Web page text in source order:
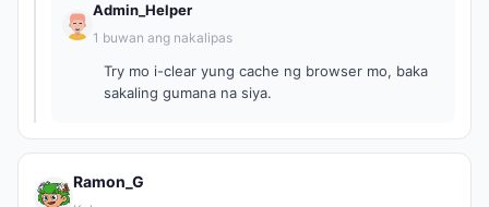
Admin_Helper
1 buwan ang nakalipas
Try mo i-clear yung cache ng browser mo, baka
sakaling gumana na siya.
Ramon_G